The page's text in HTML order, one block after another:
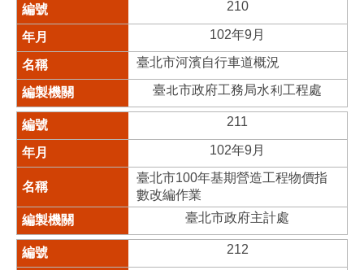
210
102年9月
臺北市河濱自行車道概況
臺北市政府工務局水利工程處
211
102年9月
臺北市100年基期營造工程物價指
數改編作業
臺北市政府主計處
212